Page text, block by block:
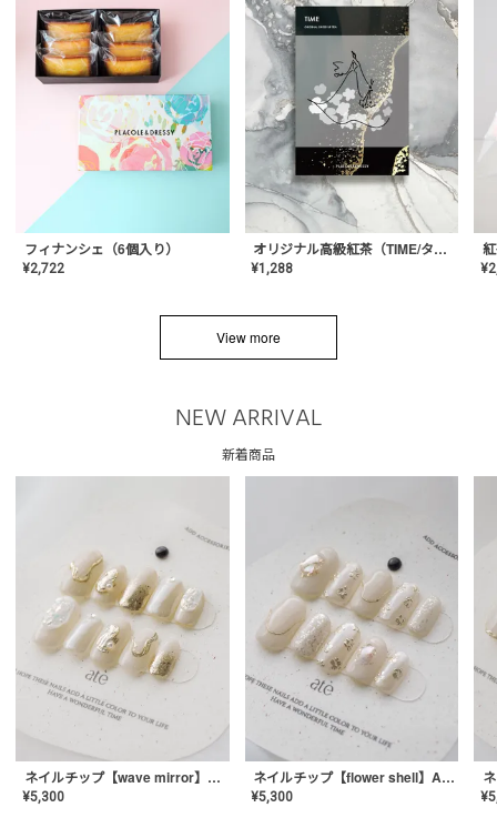
フィナンシェ（6個入り）
¥2,722
オリジナル高級紅茶（TIME/タイム）【ギフト/プチギフト/プレゼント/内祝い/結婚式/オリジナル配合/高品質/ハーブティー/茶葉/記念日/お返し/手土産/美容/おしゃれ】
¥1,288 ¥
View more
NEW ARRIVAL
新着商品
ネイルチップ【wave mirror】AE-CONA-04
¥5,300
ネイルチップ【flower shell】AE-CONA-03
¥5,300 ¥